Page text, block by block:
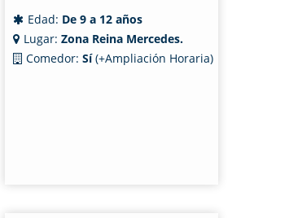
Edad: De 9 a 12 años
Lugar: Zona Reina Mercedes.
Comedor: Sí(+Ampliación Horaria)